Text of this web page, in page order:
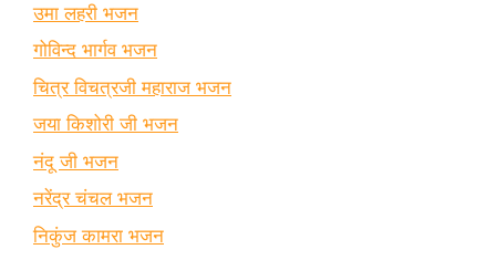
उमा लहरी भजन
गोविन्द भार्गव भजन
चित्र विचत्रजी महाराज भजन
जया किशोरी जी भजन
नंदू जी भजन
नरेंद्र चंचल भजन
निकुंज कामरा भजन